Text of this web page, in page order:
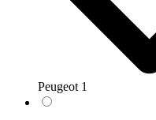
Peugeot 1